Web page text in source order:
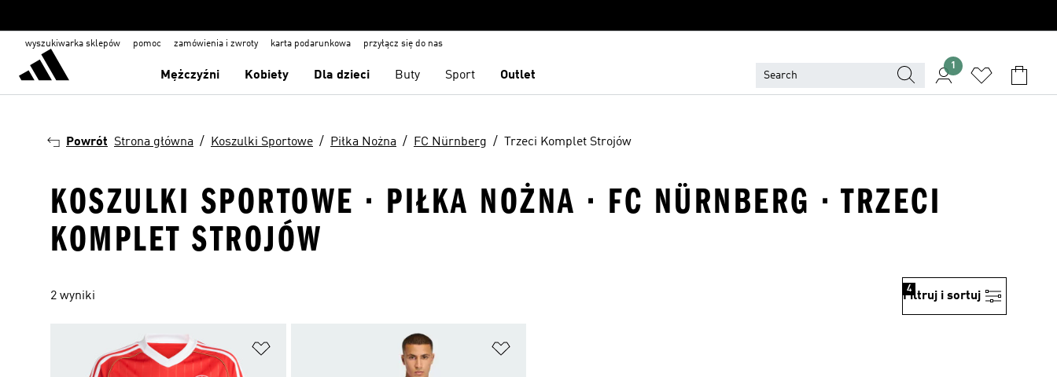
wyszukiwarka sklepów pomoc zamówienia i zwroty karta podarunkowa przyłącz się do nas
Mężczyźni Kobiety Dla dzieci Buty Sport Outlet
1
Powrót Strona główna Koszulki Sportowe Piłka Nożna FC Nürnberg Trzeci Komplet Strojów
KOSZULKI SPORTOWE · PIŁKA NOŻNA · FC NÜRNBERG · TRZECI
KOMPLET STROJÓW
2 wyniki Filtruj i sortuj
4